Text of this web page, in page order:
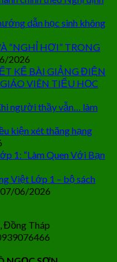
dẫn học sinh không
“NGHỈ HƠI” TRONG
2026
KẾ BÀI GIẢNG ĐIỆN
VIÊN TIỂU HỌC
người thầy vẫn… làm
kiện xét thăng hạng
1: “Làm Quen Với Bạn
Việt Lớp 1 – bộ sách
07/06/2026
Đồng Tháp